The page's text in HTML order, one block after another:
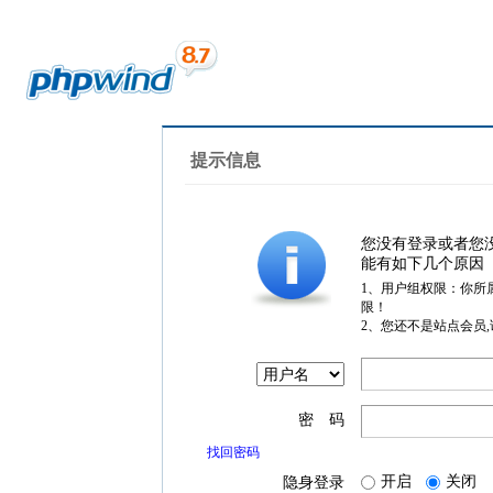
提示信息
您没有登录或者您
能有如下几个原因
1、用户组权限：你所
限！
2、您还不是站点会员
密 码
找回密码
隐身登录 开启 关闭